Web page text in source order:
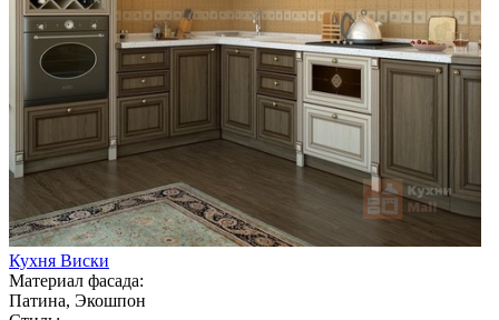
Кухня Виски
Материал фасада:
Патина, Экошпон